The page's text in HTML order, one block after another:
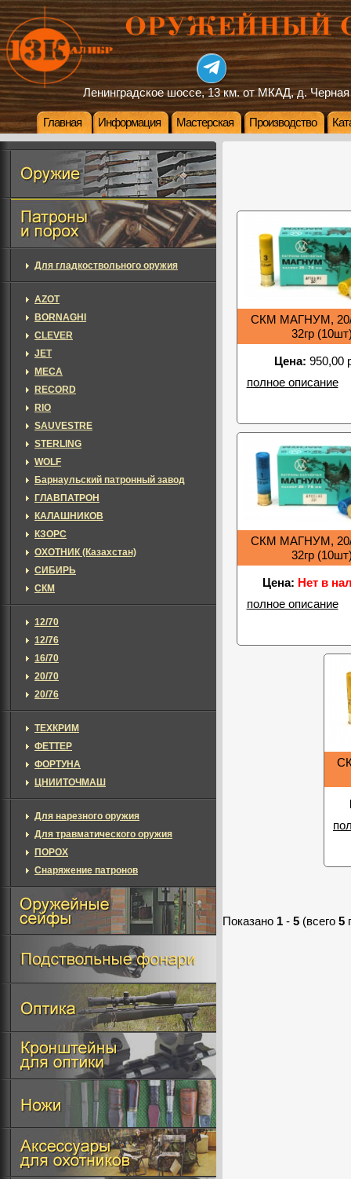
Ленинградское шоссе, 13 км. от МКАД, д. Черная
Главная Информация Мастерская Производство
СКМ МАГНУМ,
32гр
Цена: 950,00
полное описание
СКМ МАГНУМ,
32гр
Цена: Нет в
полное описание
Показано 1 - 5 (всего 5
Для гладкоствольного оружия
AZOT
BORNAGHI
CLEVER
JET
MECA
RECORD
RIO
SAUVESTRE
STERLING
WOLF
Барнаульский патронный завод
ГЛАВПАТРОН
КАЛАШНИКОВ
КЗОРС
ОХОТНИК (Казахстан)
СИБИРЬ
СКМ
12/70
12/76
16/70
20/70
20/76
ТЕХКРИМ
ФЕТТЕР
ФОРТУНА
ЦНИИТОЧМАШ
Для нарезного оружия
Для травматического оружия
ПОРОХ
Снаряжение патронов